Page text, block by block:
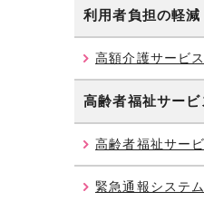
利用者負担の軽減
高額介護サービ
高齢者福祉サービ
高齢者福祉サー
緊急通報システ